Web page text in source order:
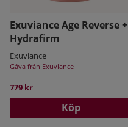
Exuviance Age Reverse +
Hydrafirm
Exuviance
Gåva från Exuviance
779 kr
Köp